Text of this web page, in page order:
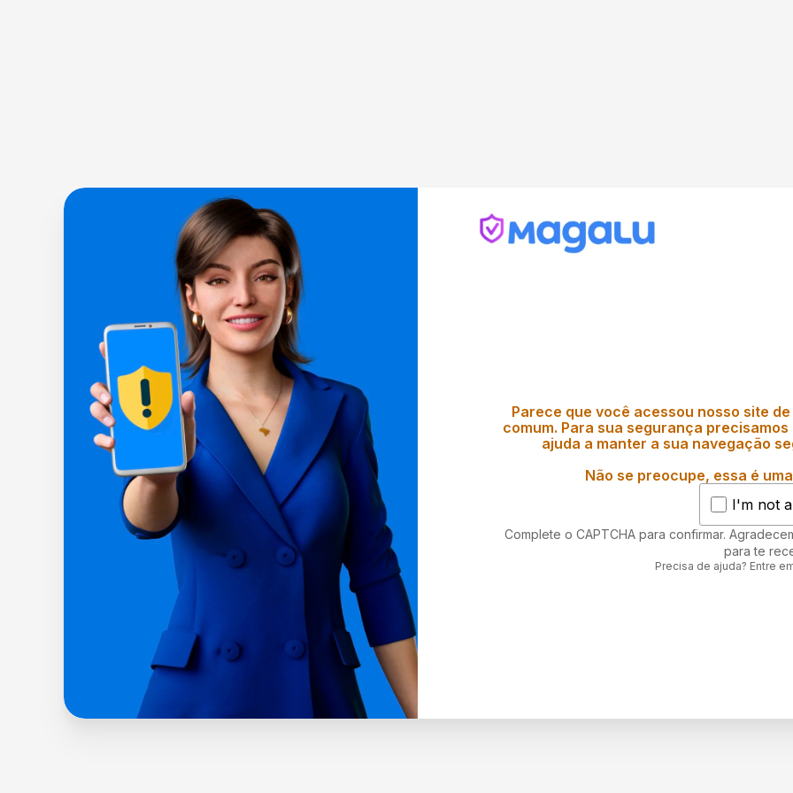
Parece que você acessou nosso site
comum. Para sua segurança
ajuda a manter a sua navegação
Não se preocupe, essa é
I'm not
Complete o CAPTCHA para confirmar.
para te
Precisa de ajuda? Entre